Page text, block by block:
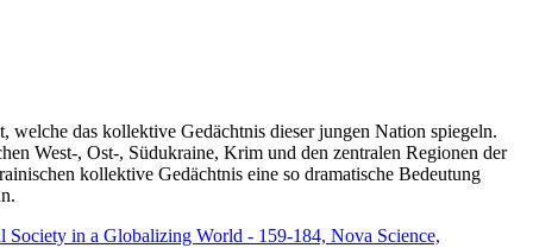
welche das kollektive Gedächtnis dieser jungen Nation spiegeln.
West-, Ost-, Südukraine, Krim und den zentralen Regionen der
kollektive Gedächtnis eine so dramatische Bedeutung
in a Globalizing World - 159-184, Nova Science,